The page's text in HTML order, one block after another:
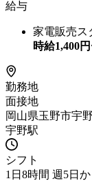
給与
家電販売ス
時給1,400
勤務地
面接地
岡山県玉野市宇
宇野駅
シフト
1日8時間 週5日